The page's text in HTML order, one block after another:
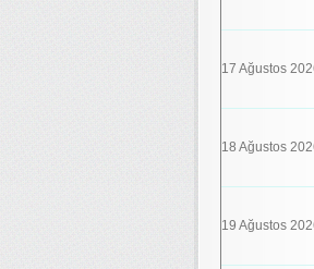
17 Ağustos
18 Ağustos
19 Ağustos